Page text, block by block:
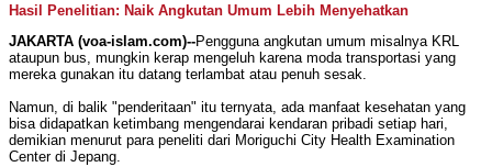
Hasil Penelitian: Naik Angkutan Umum Lebih Menyehatkan
JAKARTA (voa-islam.com)--Pengguna angkutan umum misalnya KRL
ataupun bus, mungkin kerap mengeluh karena moda transportasi yang
mereka gunakan itu datang terlambat atau penuh sesak.
Namun, di balik "penderitaan" itu ternyata, ada manfaat kesehatan yang
bisa didapatkan ketimbang mengendarai kendaran pribadi setiap hari,
demikian menurut para peneliti dari Moriguchi City Health Examination
Center di Jepang.